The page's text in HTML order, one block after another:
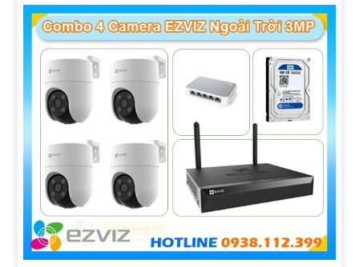
cơ hội sở hữu Camera Wifi Ezviz giá rẻ chính hãng để
bảo vệ tài sản và gia đình của bạn ngay hôm nay!"
Hy vọng đoạn văn trên sẽ giúp bạn trong việc giới thiệu
sản phẩm Camera Wifi Ezviz.